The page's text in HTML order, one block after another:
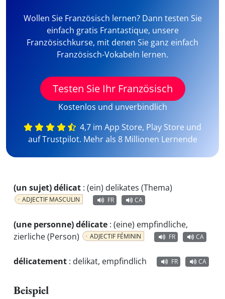
Wollen Sie Französisch lernen? Dann testen Sie
einfach gratis Frantastique, unsere
Französischkurse, mit denen Sie ganz einfach
Französisch-Vokabeln lernen.
Testen Sie Ihr Französisch
Kostenlos und unverbindlich
4,7 im App Store, Play Store und
auf Trustpilot. Mehr als 8 Millionen Lernende
(un sujet) délicat : (ein) delikates (Thema)
ADJECTIF MASCULIN FR CA
(une personne) délicate : (eine) empfindliche,
zierliche (Person)
ADJECTIF FÉMININ FR CA
délicatement : delikat, empfindlich FR CA
Beispiel